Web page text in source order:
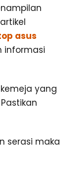
asus
informasi
yang
serasi maka